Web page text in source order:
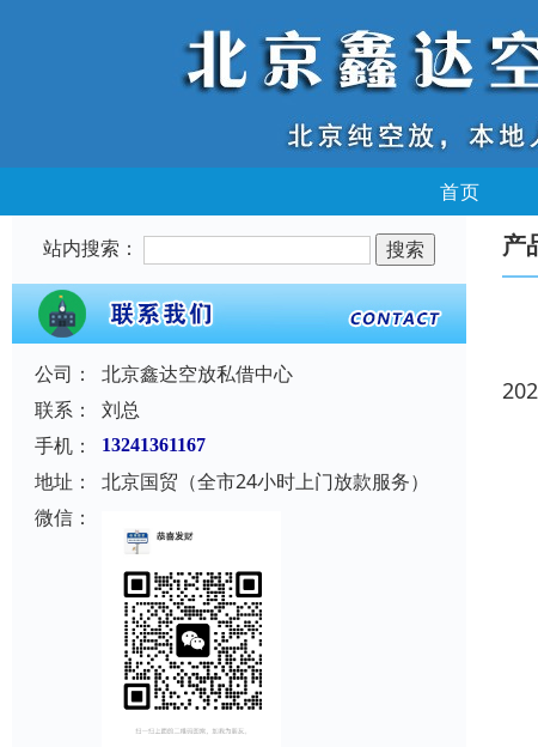
首页
站内搜索：
公司：
北京鑫达空放私借中心
联系：
刘总
手机：
13241361167
地址：
北京国贸（全市24小时上门放款服务）
微信：
产